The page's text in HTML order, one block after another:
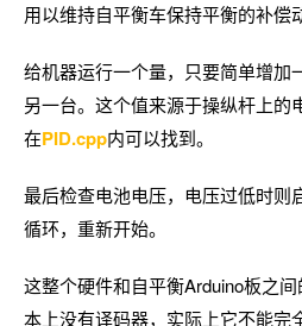
用以维持自平衡车保持平衡的补偿
给机器运行一个量，只要简单增加
另一台。这个值来源于操纵杆上的
在PID.cpp内可以找到。
最后检查电池电压，电压过低时则
循环，重新开始。
这整个硬件和自平衡Arduino板之
本上没有译码器，实际上它不能完